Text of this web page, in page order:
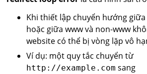
Khi thiết lập chuyển hướng
hoặc giữa www và non-www
website có thể bị vòng lặp vô
Ví dụ: một quy tắc chuyển từ
http://example.com sang